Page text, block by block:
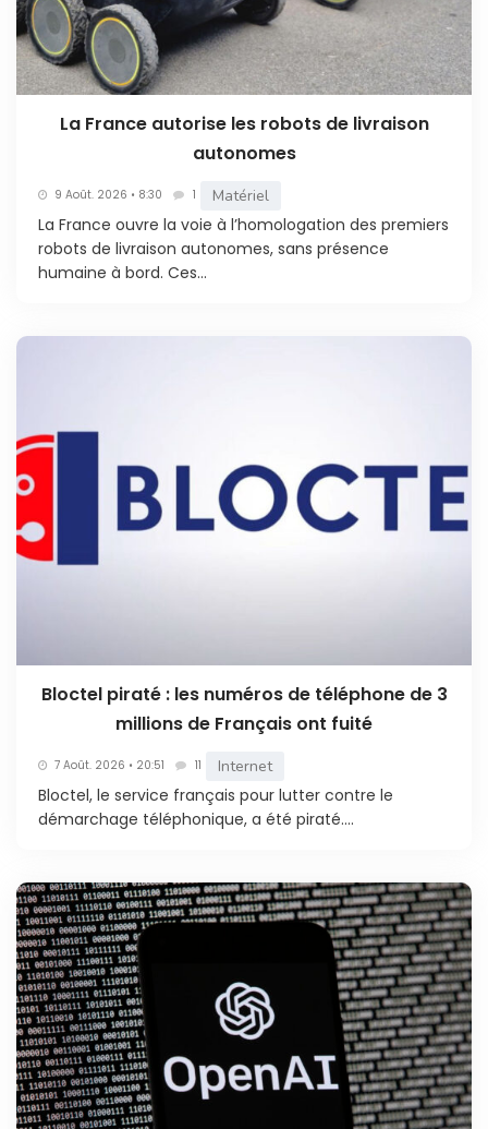
La France autorise les robots de livraison
autonomes
9 Août. 2026 • 8:30 1 Matériel
La France ouvre la voie à l’homologation des premiers
robots de livraison autonomes, sans présence
humaine à bord. Ces...
Bloctel piraté : les numéros de téléphone de 3
millions de Français ont fuité
7 Août. 2026 • 20:51 11 Internet
Bloctel, le service français pour lutter contre le
démarchage téléphonique, a été piraté....